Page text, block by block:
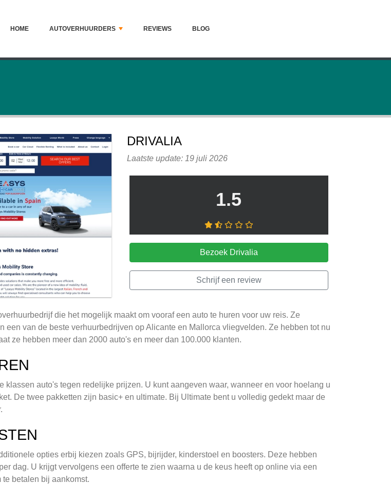
HOME AUTOVERHUURDERS REVIEWS BLOG
DRIVALIA
Laatste update: 19 juli 2026
1.5
Bezoek Drivalia
Schrijf een review
die het mogelijk maakt om vooraf een auto te huren voor uw reis. Ze
een van de beste verhuurbedrijven op Alicante en Mallorca vliegvelden. Ze hebben tot nu
ze hebben meer dan 2000 auto's en meer dan 100.000 klanten.
klassen auto's tegen redelijke prijzen. U kunt aangeven waar, wanneer en voor hoelang u
De twee pakketten zijn basic+ en ultimate. Bij Ultimate bent u volledig gedekt maar de
opties erbij kiezen zoals GPS, bijrijder, kinderstoel en boosters. Deze hebben
dag. U krijgt vervolgens een offerte te zien waarna u de keus heeft op online via een
betalen bij aankomst.